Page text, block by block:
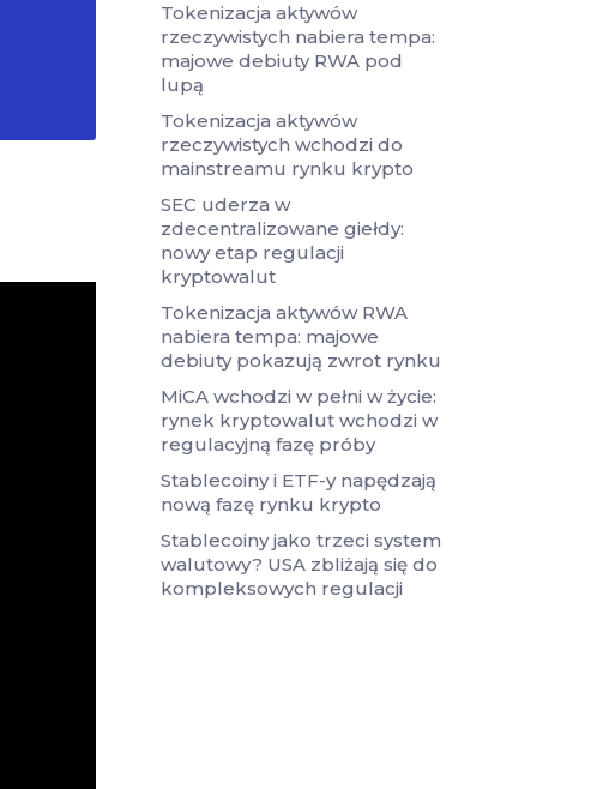
Tokenizacja aktywów
rzeczywistych nabiera tempa:
majowe debiuty RWA pod
lupą
Tokenizacja aktywów
rzeczywistych wchodzi do
mainstreamu rynku krypto
SEC uderza w
zdecentralizowane giełdy:
nowy etap regulacji
kryptowalut
Tokenizacja aktywów RWA
nabiera tempa: majowe
debiuty pokazują zwrot rynku
MiCA wchodzi w pełni w życie:
rynek kryptowalut wchodzi w
regulacyjną fazę próby
Stablecoiny i ETF-y napędzają
nową fazę rynku krypto
Stablecoiny jako trzeci system
walutowy? USA zbliżają się do
kompleksowych regulacji